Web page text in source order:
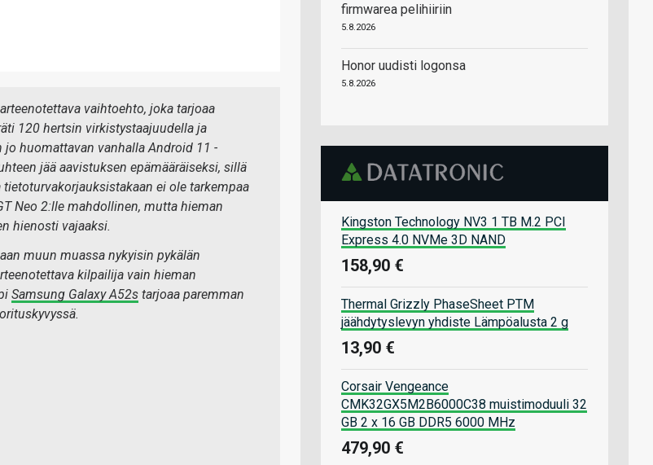
vaihtoehto, joka tarjoaa
120 hertsin virkistystaajuudella ja
huomattavan vanhalla Android 11 -
jää aavistuksen epämääräiseksi, sillä
ei ole tarkempaa
Neo 2:lle mahdollinen, mutta hieman
hienosti vajaaksi.
muun muassa nykyisin pykälän
kilpailija vain hieman
Samsung Galaxy A52s tarjoaa paremman
firmwarea pelihiiriin
5.8.2026
Honor uudisti logonsa
5.8.2026
Kingston Technology NV3 1 TB M.2 PCI
Express 4.0 NVMe 3D NAND
158,90 €
Thermal Grizzly PhaseSheet PTM
jäähdytyslevyn yhdiste Lämpöalusta 2 g
13,90 €
Corsair Vengeance
CMK32GX5M2B6000C38 muistimoduuli 32
GB 2 x 16 GB DDR5 6000 MHz
479,90 €